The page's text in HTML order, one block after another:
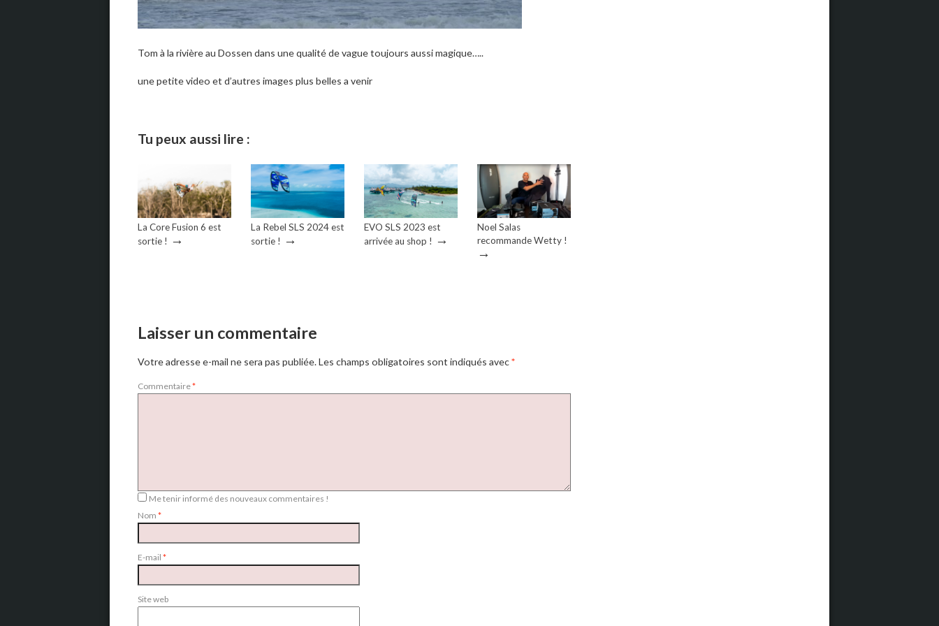
Tom à la rivière au Dossen dans une qualité de vague toujours aussi magique…..
une petite video et d’autres images plus belles a venir
Tu peux aussi lire :
La Core Fusion 6 est
sortie ! →
La Rebel SLS 2024 est
sortie ! →
EVO SLS 2023 est
arrivée au shop ! →
Noel Salas
recommande Wetty !
→
Laisser un commentaire
Votre adresse e-mail ne sera pas publiée.Les champs obligatoires sont indiqués avec*
Commentaire*
Me tenir informé des nouveaux commentaires !
Nom *
E-mail *
Site web